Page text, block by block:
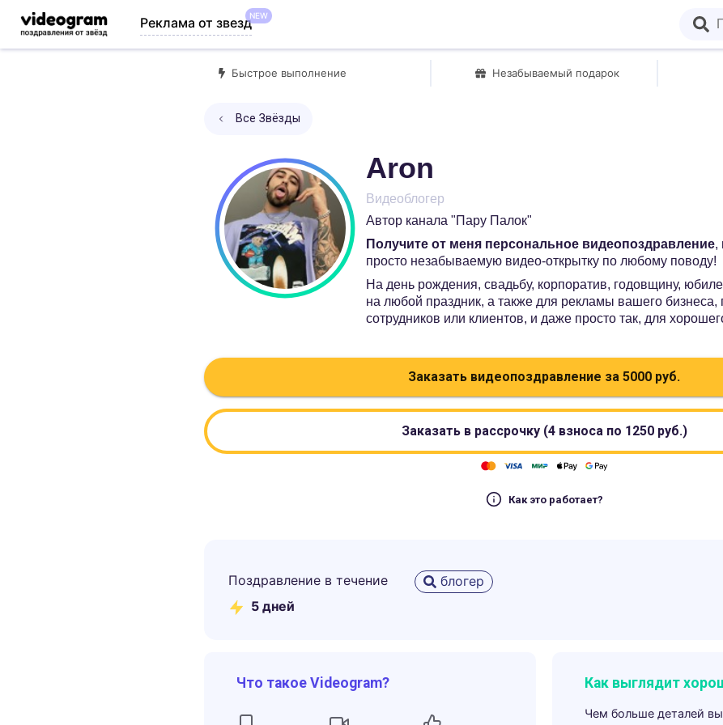
Реклама от звездNEW
Быстрое выполнение Незабываемый подарок
Все Звёзды
Aron
Видеоблогер
Автор канала "Пару Палок"
Получите от меня персональное видеопоздравление,
просто незабываемую видео-открытку по любому поводу!
На день рождения, свадьбу, корпоратив, годовщину,
на любой праздник, а также для рекламы вашего бизнеса,
сотрудников или клиентов, и даже просто так, для
Заказать видеопоздравление за 5000 руб.
Заказать в рассрочку (4 взноса по 1250руб.)
Как это работает?
Поздравление в течение
5 дней
блогер
Что такое Videogram? Как выглядит
Чем больше деталей